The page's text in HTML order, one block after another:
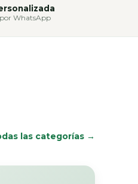
por WhatsApp
las categorías →